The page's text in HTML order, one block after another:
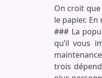
On croit
le papier.
### La
qu’il vous
trois